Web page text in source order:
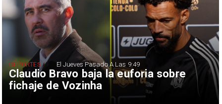
Claudio Bravo baja la euforia sobre
fichaje de Vozinha
DEPORTES El Jueves Pasado A Las 9:49